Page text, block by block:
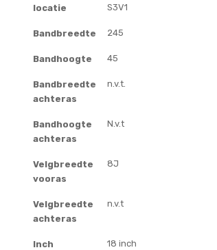
locatie S3V1
Bandbreedte 245
Bandhoogte 45
Bandbreedte
achteras
n.v.t.
Bandhoogte
achteras
N.v.t
Velgbreedte
vooras
8J
Velgbreedte
achteras
n.v.t
Inch 18 inch